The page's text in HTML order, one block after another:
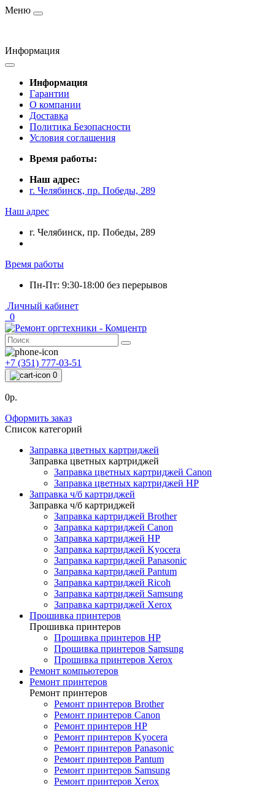
Меню
Информация
Информация
Гарантии
О компании
Доставка
Политика Безопасности
Условия соглашения
Время работы:
Наш адрес:
г. Челябинск, пр. Победы, 289
Наш адрес
г. Челябинск, пр. Победы, 289
Время работы
Пн-Пт: 9:30-18:00 без перерывов
Личный кабинет
0
+7 (351) 777-03-51
0
0р.
Оформить заказ
Список категорий
Заправка цветных картриджей
Заправка цветных картриджей
Заправка цветных картриджей Canon
Заправка цветных картриджей HP
Заправка ч/б картриджей
Заправка ч/б картриджей
Заправка картриджей Brother
Заправка картриджей Canon
Заправка картриджей HP
Заправка картриджей Kyocera
Заправка картриджей Panasonic
Заправка картриджей Pantum
Заправка картриджей Ricoh
Заправка картриджей Samsung
Заправка картриджей Xerox
Прошивка принтеров
Прошивка принтеров
Прошивка принтеров HP
Прошивка принтеров Samsung
Прошивка принтеров Xerox
Ремонт компьютеров
Ремонт принтеров
Ремонт принтеров
Ремонт принтеров Brother
Ремонт принтеров Canon
Ремонт принтеров HP
Ремонт принтеров Kyocera
Ремонт принтеров Panasonic
Ремонт принтеров Pantum
Ремонт принтеров Samsung
Ремонт принтеров Xerox